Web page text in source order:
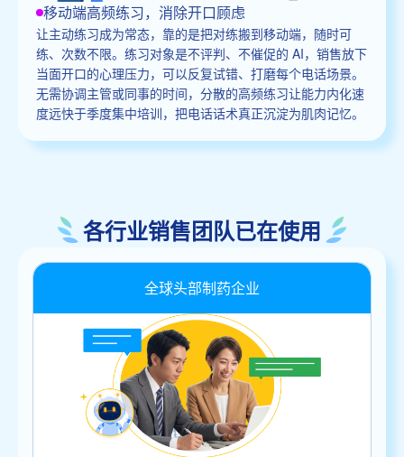
移动端高频练习，消除开口顾虑
让主动练习成为常态，靠的是把对练搬到移动端，随时可
练、次数不限。练习对象是不评判、不催促的 AI，销售放下
当面开口的心理压力，可以反复试错、打磨每个电话场景。
无需协调主管或同事的时间，分散的高频练习让能力内化速
度远快于季度集中培训，把电话话术真正沉淀为肌肉记忆。
各行业销售团队已在使用
全球头部制药企业